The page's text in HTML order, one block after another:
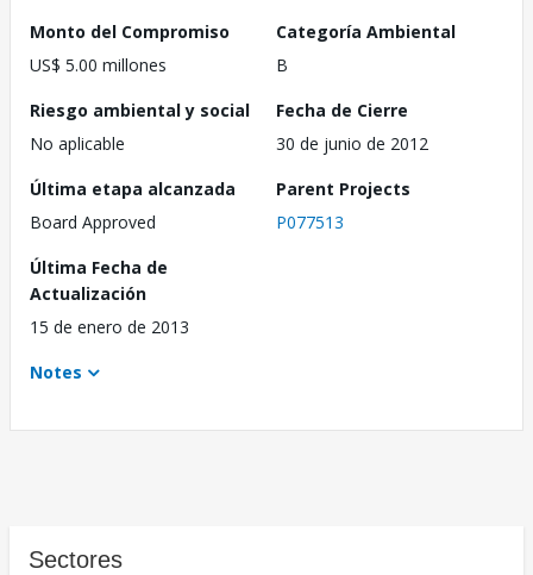
Monto del Compromiso
US$ 5.00 millones
Categoría Ambiental
B
Riesgo ambiental y social
No aplicable
Fecha de Cierre
30 de junio de 2012
Última etapa alcanzada
Board Approved
Parent Projects
P077513
Última Fecha de
Actualización
15 de enero de 2013
Notes
Sectores